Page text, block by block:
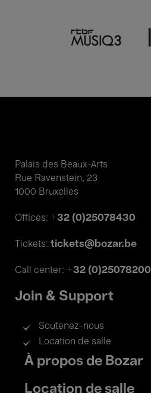
Palais des Beaux-Arts
Rue Ravenstein, 23
1000 Bruxelles
Offices: +32 (0)25078430
Tickets: tickets@bozar.be
Call center: +32 (0)25078200
Join & Support
Soutenez-nous
Location de salle
Footer
menu
À propos de Bozar
Location de salle